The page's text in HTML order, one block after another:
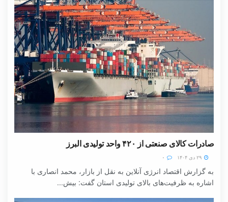
صادرات کالای صنعتی از ۴۲۰ واحد تولیدی البرز
به گزارش اقتصاد انرژی آنلاین به نقل از بازار، محمد انصاری با
اشاره به ظرفیت‌های بالای تولیدی استان گفت: بیش...